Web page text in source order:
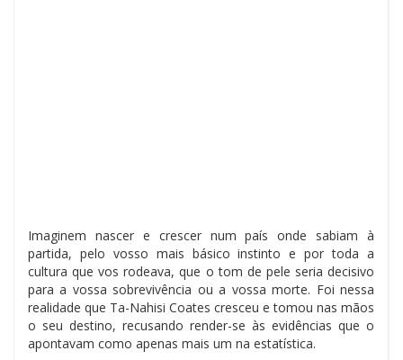
Imaginem nascer e crescer num país onde sabiam à
partida, pelo vosso mais básico instinto e por toda a
cultura que vos rodeava, que o tom de pele seria decisivo
para a vossa sobrevivência ou a vossa morte. Foi nessa
realidade que Ta-Nahisi Coates cresceu e tomou nas mãos
o seu destino, recusando render-se às evidências que o
apontavam como apenas mais um na estatística.